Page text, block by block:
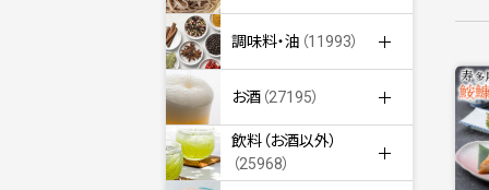
調味料・油 （11993）
お酒 （27195）
飲料（お酒以外）
（25968）